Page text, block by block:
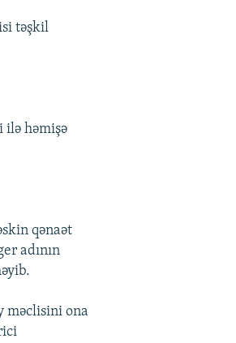
təşkil
ilə həmişə
qənaət
adının
məclisini ona